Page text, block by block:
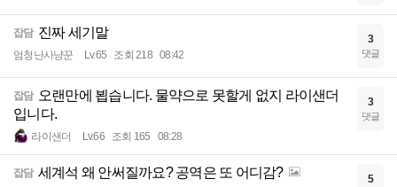
잡담 진짜 세기말
엄청난사냥꾼 Lv.65 조회 218 08:42
3
댓글
잡담 오랜만에 뵙습니다. 물약으로 못할게 없지 라이샌더
입니다.
라이샌더 Lv.66 조회 165 08:28
3
댓글
잡담 세계석 왜 안써질까요? 공역은 또 어디감? 5